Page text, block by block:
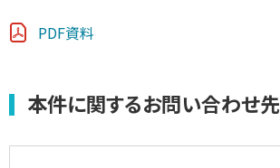
PDF資料
本件に関するお問い合わせ先